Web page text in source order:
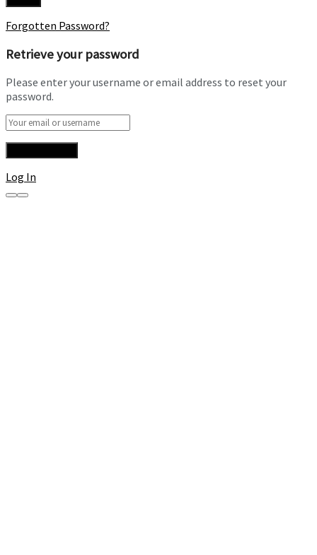
Forgotten Password?
Retrieve your password
Please enter your username or email address to reset your
password.
Log In